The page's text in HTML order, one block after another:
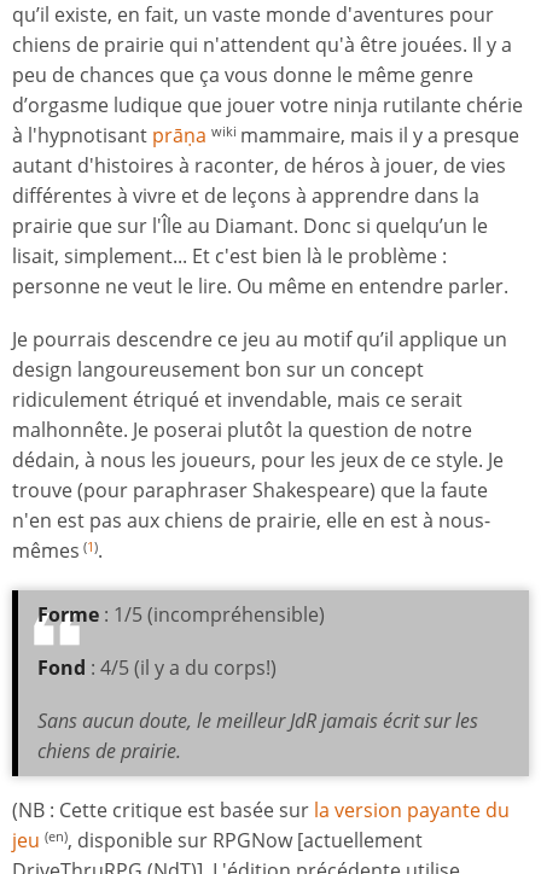
qu’il existe, en fait, un vaste monde d'aventures pour
chiens de prairie qui n'attendent qu'à être jouées. Il y a
peu de chances que ça vous donne le même genre
d’orgasme ludique que jouer votre ninja rutilante chérie
à l'hypnotisant prāṇa wiki mammaire, mais il y a presque
autant d'histoires à raconter, de héros à jouer, de vies
différentes à vivre et de leçons à apprendre dans la
prairie que sur l'Île au Diamant. Donc si quelqu’un le
lisait, simplement... Et c'est bien là le problème :
personne ne veut le lire. Ou même en entendre parler.
Je pourrais descendre ce jeu au motif qu’il applique un
design langoureusement bon sur un concept
ridiculement étriqué et invendable, mais ce serait
malhonnête. Je poserai plutôt la question de notre
dédain, à nous les joueurs, pour les jeux de ce style. Je
trouve (pour paraphraser Shakespeare) que la faute
n'en est pas aux chiens de prairie, elle en est à nous-
mêmes (1).
Forme : 1/5 (incompréhensible)
Fond : 4/5 (il y a du corps!)
Sans aucun doute, le meilleur JdR jamais écrit sur les
chiens de prairie.
(NB : Cette critique est basée sur la version payante du
jeu (en), disponible sur RPGNow [actuellement